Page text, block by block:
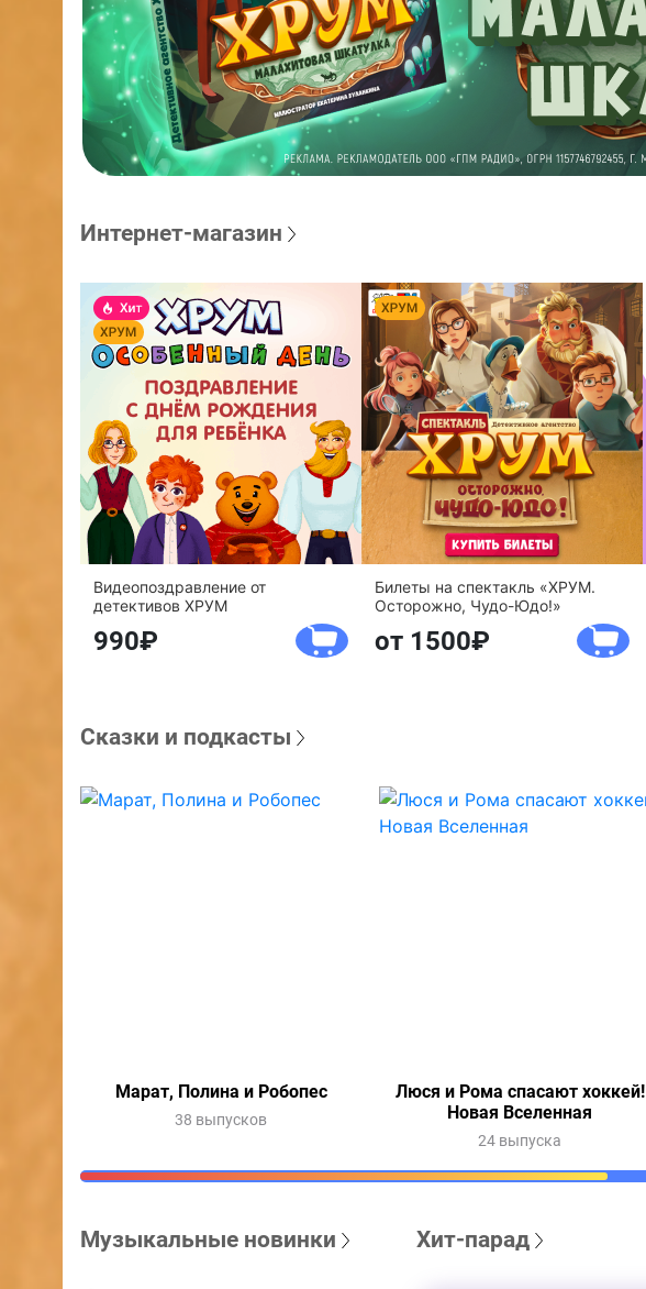
Интернет-магазин
Видеопоздравление от
детективов ХРУМ
990
Билеты на спектакль «ХРУМ.
Осторожно, Чудо-Юдо!»
от 1500
Сказки и подкасты
Марат, Полина и Робопес
38 выпусков
Люся и Рома спасают хоккей!
Новая Вселенная
24 выпуска
Музыкальные новинки Хит-парад